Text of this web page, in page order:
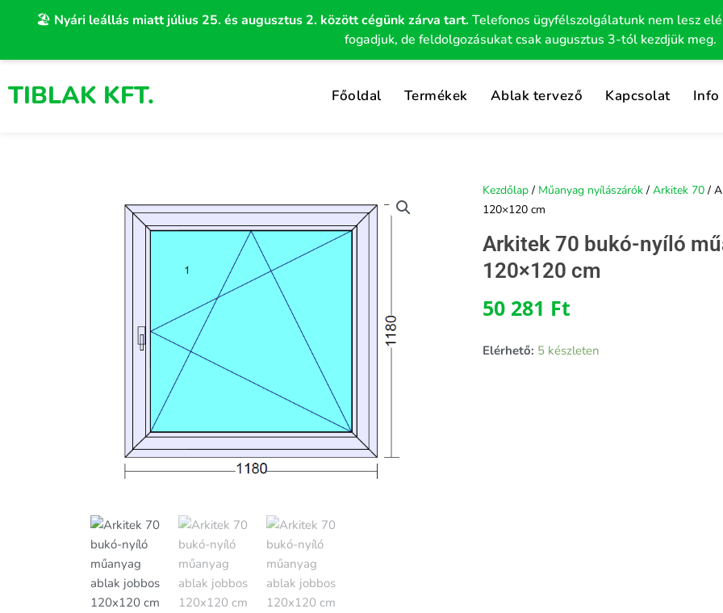
🏖️ Nyári leállás miatt július 25. és augusztus 2. között cégünk zárva tart.Telefonos ügyfélszolgálatunk nem lesz
fogadjuk, de feldolgozásukat csak augusztus 3-tól kezdjük meg.
TIBLAK KFT. Főoldal Termékek Ablak tervező Kapcsolat Info
Kezdőlap / Műanyag nyílászárók / Arkitek 70 /
120×120 cm
Arkitek 70 bukó-nyíló
120×120 cm
50 281 Ft
Elérhető: 5 készleten